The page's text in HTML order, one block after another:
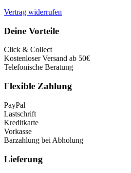
Vertrag widerrufen
Deine Vorteile
Click & Collect
Kostenloser Versand ab 50€
Telefonische Beratung
Flexible Zahlung
PayPal
Lastschrift
Kreditkarte
Vorkasse
Barzahlung bei Abholung
Lieferung